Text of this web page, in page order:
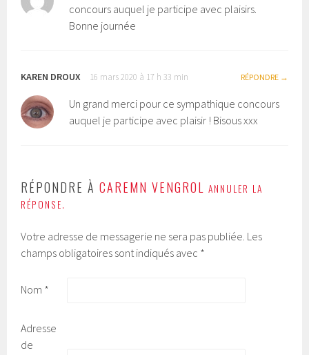
concours auquel je participe avec plaisirs.
Bonne journée
KAREN DROUX 16 mars 2020 à 17 h 33 min RÉPONDRE
Un grand merci pour ce sympathique concours
auquel je participe avec plaisir ! Bisous xxx
RÉPONDRE ÀCAREMN VENGROL ANNULER LA
RÉPONSE.
Votre adresse de messagerie ne sera pas publiée. Les
champs obligatoires sont indiqués avec *
Nom *
Adresse
de